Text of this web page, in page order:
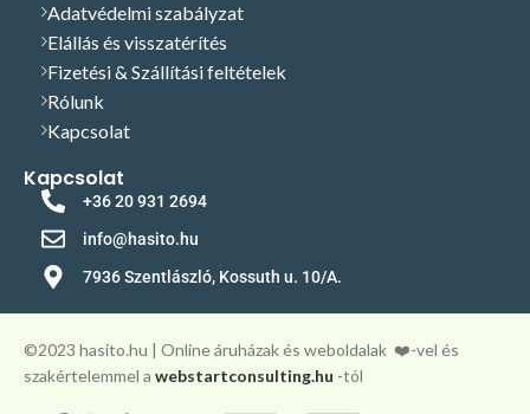
Adatvédelmi szabályzat
Elállás és visszatérítés
Fizetési & Szállítási feltételek
Rólunk
Kapcsolat
Kapcsolat
+36 20 931 2694
info@hasito.hu
7936 Szentlászló, Kossuth u. 10/A.
©️2023 hasito.hu | Online áruházak és weboldalak ❤️-vel és
szakértelemmel a webstartconsulting.hu -tól